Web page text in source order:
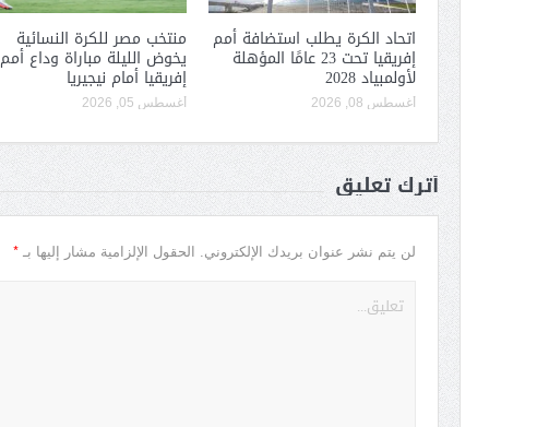
اتحاد الكرة يطلب استضافة أمم
إفريقيا تحت 23 عامًا المؤهلة
لأولمبياد 2028
أغسطس 08, 2026
منتخب مصر للكرة النسائية
يخوض الليلة مباراة وداع أمم
إفريقيا أمام نيجيريا
أغسطس 05, 2026
أترك تعليق
لن يتم نشر عنوان بريدك الإلكتروني. الحقول الإلزامية مشار إليها بـ *